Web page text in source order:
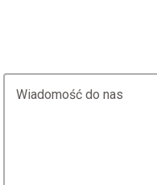
Wiadomość do nas